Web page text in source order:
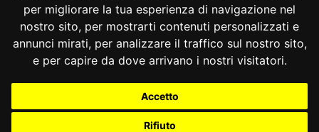
per migliorare la tua esperienza di navigazione nel
nostro sito, per mostrarti contenuti personalizzati e
annunci mirati, per analizzare il traffico sul nostro sito,
e per capire da dove arrivano i nostri visitatori.
Accetto
Rifiuto
CONSULTA ONLINE DAL 1995 -NOTE LEGALI
Consulta OnLine non ha prodotto e non è responsabile per i contenuti e
le informazioni legali di siti collegati.
costituisce una relazione di consulenza legale.
Nessuno deve confidare o agire in base alle informazioni disponibili in